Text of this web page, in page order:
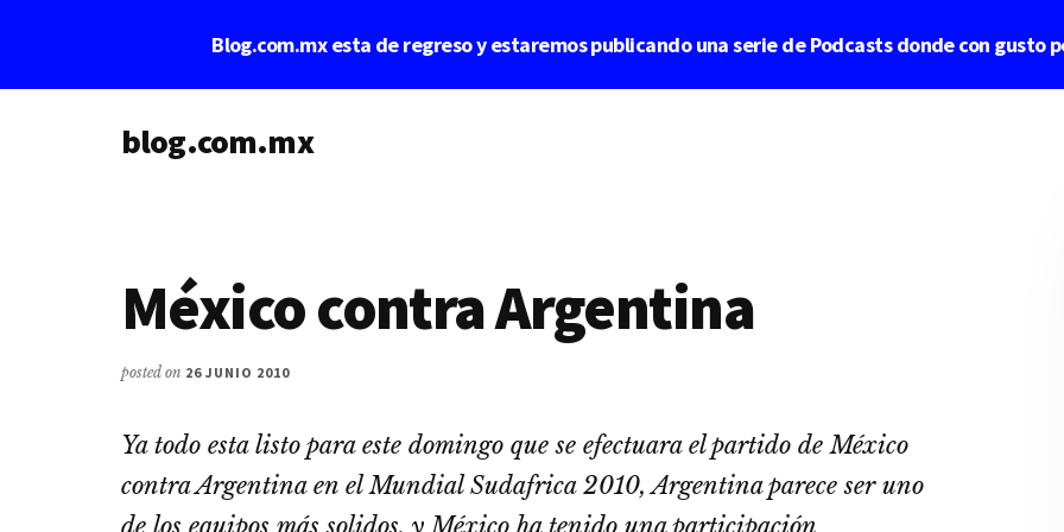
Blog.com.mx esta de regreso y estaremos publicando una serie de Podcasts donde con gusto
Additionalblog.com.mx
México contra Argentina
posted on 26 JUNIO 2010
Ya todo esta listo para este domingo que se efectuara el partido de México
contra Argentina en el Mundial Sudafrica 2010, Argentina parece ser uno
de los equipos más solidos, y México ha tenido una participación